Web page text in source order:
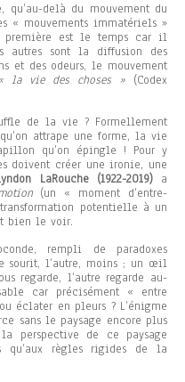
delà du mouvement du
« mouvements immatériels »
première est le temps car il
autres sont la diffusion des
et des odeurs, le mouvement
la vie des choses » (Codex
de la vie ? Formellement
attrape une forme, la vie
qu’on épingle ! Pour y
doivent créer une ironie, une
LaRouche (1922-2019)a
(un « moment d’entre-
potentielle à un
bien le voir.
rempli de paradoxes
sourit, l’autre, moins ; un œil
regarde, l’autre regarde au-
car précisément « entre
éclater en pleurs ? L’énigme
sans le paysage encore plus
perspective de ce paysage
qu’aux règles rigides de la